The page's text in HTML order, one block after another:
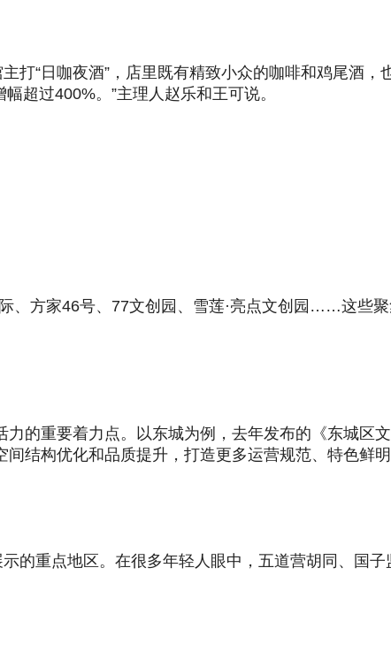
打“日咖夜酒”，店里既有精致小众的咖啡和鸡尾酒
超过400%。”主理人赵乐和王可说。
、方家46号、77文创园、雪莲·亮点文创园……这些
的重要着力点。以东城为例，去年发布的《东城区
结构优化和品质提升，打造更多运营规范、特色鲜
的重点地区。在很多年轻人眼中，五道营胡同、国